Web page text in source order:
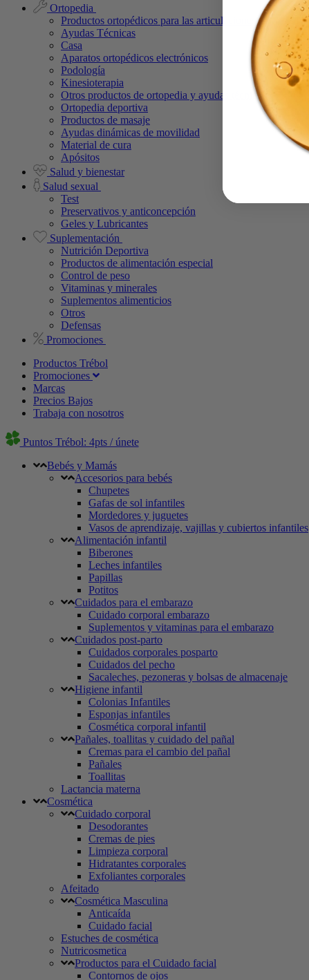
Ortopedia
Productos ortopédicos para las articulaciones
Ayudas Técnicas
Casa
Aparatos ortopédicos electrónicos
Podología
Kinesioterapia
Otros productos de ortopedia y ayudas técnicas
Ortopedia deportiva
Productos de masaje
Ayudas dinámicas de movilidad
Material de cura
Apósitos
Salud y bienestar
Salud sexual
Test
Preservativos y anticoncepción
Geles y Lubricantes
Suplementación
Nutrición Deportiva
Productos de alimentación especial
Control de peso
Vitaminas y minerales
Suplementos alimenticios
Otros
Defensas
Promociones
Productos Trébol
Promociones
Marcas
Precios Bajos
Trabaja con nosotros
Puntos Trébol: 4pts / únete
Bebés y Mamás
Accesorios para bebés
Chupetes
Gafas de sol infantiles
Mordedores y juguetes
Vasos de aprendizaje, vajillas y cubiertos infantiles
Alimentación infantil
Biberones
Leches infantiles
Papillas
Potitos
Cuidados para el embarazo
Cuidado corporal embarazo
Suplementos y vitaminas para el embarazo
Cuidados post-parto
Cuidados corporales posparto
Cuidados del pecho
Sacaleches, pezoneras y bolsas de almacenaje
Higiene infantil
Colonias Infantiles
Esponjas infantiles
Cosmética corporal infantil
Pañales, toallitas y cuidado del pañal
Cremas para el cambio del pañal
Pañales
Toallitas
Lactancia materna
Cosmética
Cuidado corporal
Desodorantes
Cremas de pies
Limpieza corporal
Hidratantes corporales
Exfoliantes corporales
Afeitado
Cosmética Masculina
Anticaída
Cuidado facial
Estuches de cosmética
Nutricosmetica
Productos para el Cuidado facial
Contornos de ojos